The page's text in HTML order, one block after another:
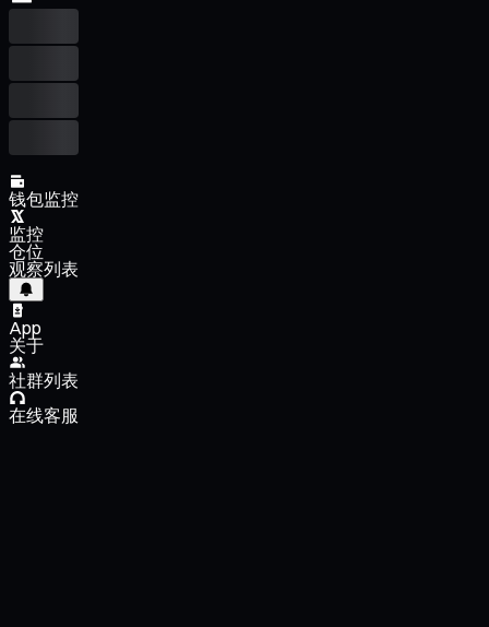
钱包监控
监控
仓位
观察列表
App
关于
社群列表
在线客服